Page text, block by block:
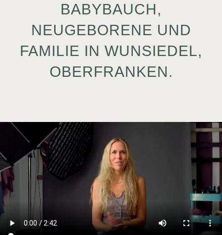
BABYBAUCH,
NEUGEBORENE UND
FAMILIE IN WUNSIEDEL,
OBERFRANKEN.